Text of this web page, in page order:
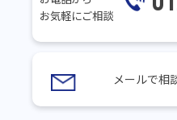
お気軽にご相談
メールで相